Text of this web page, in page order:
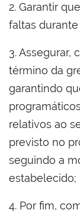
2. Garantir
faltas
3. Assegurar,
término da
garantindo
relativos ao
previsto no
seguindo a
estabelecido;
4. Por fim,